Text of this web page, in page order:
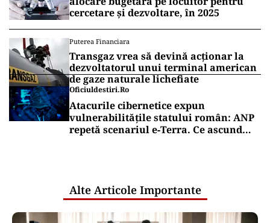
cercetare și dezvoltare, în 2025
Puterea Financiara
Transgaz vrea să devină acționar la
dezvoltatorul unui terminal american
de gaze naturale lichefiate
Oficiuldestiri.ro
Atacurile cibernetice expun
vulnerabilitățile statului român: ANP
repetă scenariul e‑Terra. Ce ascund
Alte Articole Importante